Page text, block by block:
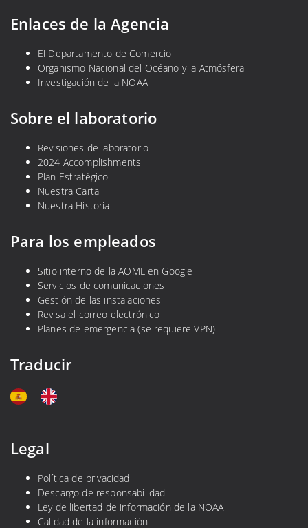
Enlaces de la Agencia
El Departamento de Comercio
Organismo Nacional del Océano y la Atmósfera
Investigación de la NOAA
Sobre el laboratorio
Revisiones de laboratorio
2024 Accomplishments
Plan Estratégico
Nuestra Carta
Nuestra Historia
Para los empleados
Sitio interno de la AOML en Google
Servicios de comunicaciones
Gestión de las instalaciones
Revisa el correo electrónico
Planes de emergencia (se requiere VPN)
Traducir
Legal
Política de privacidad
Descargo de responsabilidad
Ley de libertad de información de la NOAA
Calidad de la información